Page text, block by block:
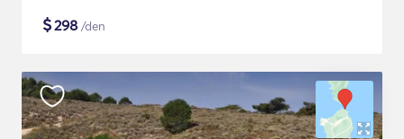
$298 /den